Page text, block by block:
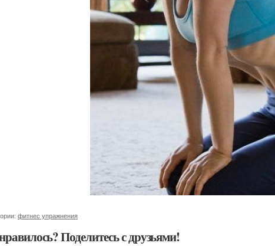
фитнес упражнения
Поделитесь с друзьями!